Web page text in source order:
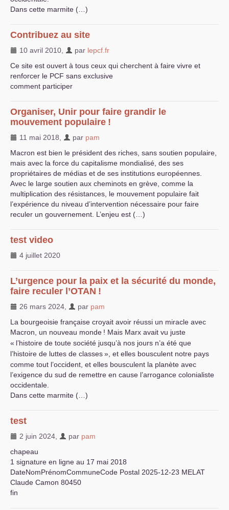
Dans cette marmite (…)
Contribuez au site
10 avril 2010 par lepcf.fr
Ce site est ouvert à tous ceux qui cherchent à faire vivre et
renforcer le PCF sans exclusive
comment participer
Organiser, Unir pour faire grandir le
mouvement populaire !
11 mai 2018 par pam
Macron est bien le président des riches, sans soutien populaire,
mais avec la force du capitalisme mondialisé, des ses
propriétaires de médias et de ses institutions européennes.
Avec le large soutien aux cheminots en grève, comme la
multiplication des résistances, le mouvement populaire fait
l’expérience du niveau d’intervention nécessaire pour faire
reculer un gouvernement. L’enjeu est (…)
test video
4 juillet 2020
L’urgence pour la paix et la sécurité du monde,
faire reculer l’OTAN !
26 mars 2024 par pam
La bourgeoisie française croyait avoir réussi un miracle avec
Macron, un nouveau monde ! Mais Marx avait vu juste
« l’histoire de toute société jusqu’à nos jours n’a été que
l’histoire de luttes de classes», et elles bousculent notre pays
comme tout l’occident, et elles bousculent la planète avec
l’exigence du sud de remettre en cause l’arrogance colonialiste
occidentale.
Dans cette marmite (…)
test
2 juin 2024 par pam
chapeau
1 signature en ligne au 17 mai 2018
DateNomPrénomCommuneCode Postal 2025-12-23 MELAT
Claude Camon 80450
fin